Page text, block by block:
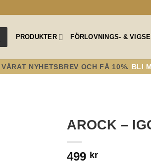
PRODUKTER FÖRLOVNINGS- &
NYHETSBREV OCH FÅ 10%. BLI
AROCK –
499 kr